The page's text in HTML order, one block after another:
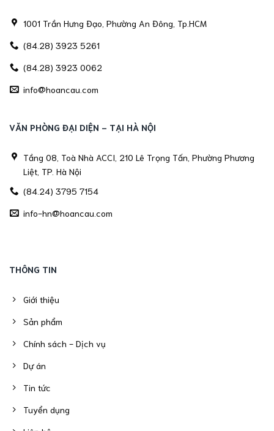
1001 Trần Hưng Đạo, Phường An Đông, Tp.HCM
(84.28) 3923 5261
(84.28) 3923 0062
info@hoancau.com
VĂN PHÒNG ĐẠI DIỆN - TẠI HÀ NỘI
Tầng 08, Toà Nhà ACCI, 210 Lê Trọng Tấn, Phường Phương
Liệt, TP. Hà Nội
(84.24) 3795 7154
info-hn@hoancau.com
THÔNG TIN
Giới thiệu
Sản phẩm
Chính sách - Dịch vụ
Dự án
Tin tức
Tuyển dụng